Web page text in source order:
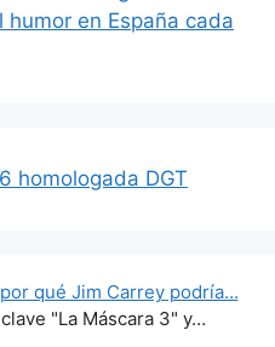
en España cada
homologada DGT
qué Jim Carrey podría…
"La Máscara 3" y…